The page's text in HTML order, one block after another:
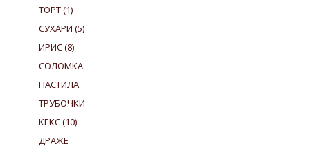
ТОРТ(1)
СУХАРИ (5)
ИРИС(8)
СОЛОМКА
ПАСТИЛА
ТРУБОЧКИ
КЕКС(10)
ДРАЖЕ